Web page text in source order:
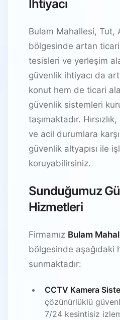
İhtiyacı
Bulam Mahallesi, Tut,
bölgesinde artan
tesisleri ve yerleşim
güvenlik ihtiyacı da
konut hem de ticari
güvenlik sistemleri
taşımaktadır.
ve acil durumlara
güvenlik altyapısı ile
koruyabilirsiniz.
Sunduğumuz
Hizmetleri
Firmamız Bulam
bölgesinde aşağıdaki
sunmaktadır:
CCTV Kamera
çözünürlüklü
7/24 kesintisiz